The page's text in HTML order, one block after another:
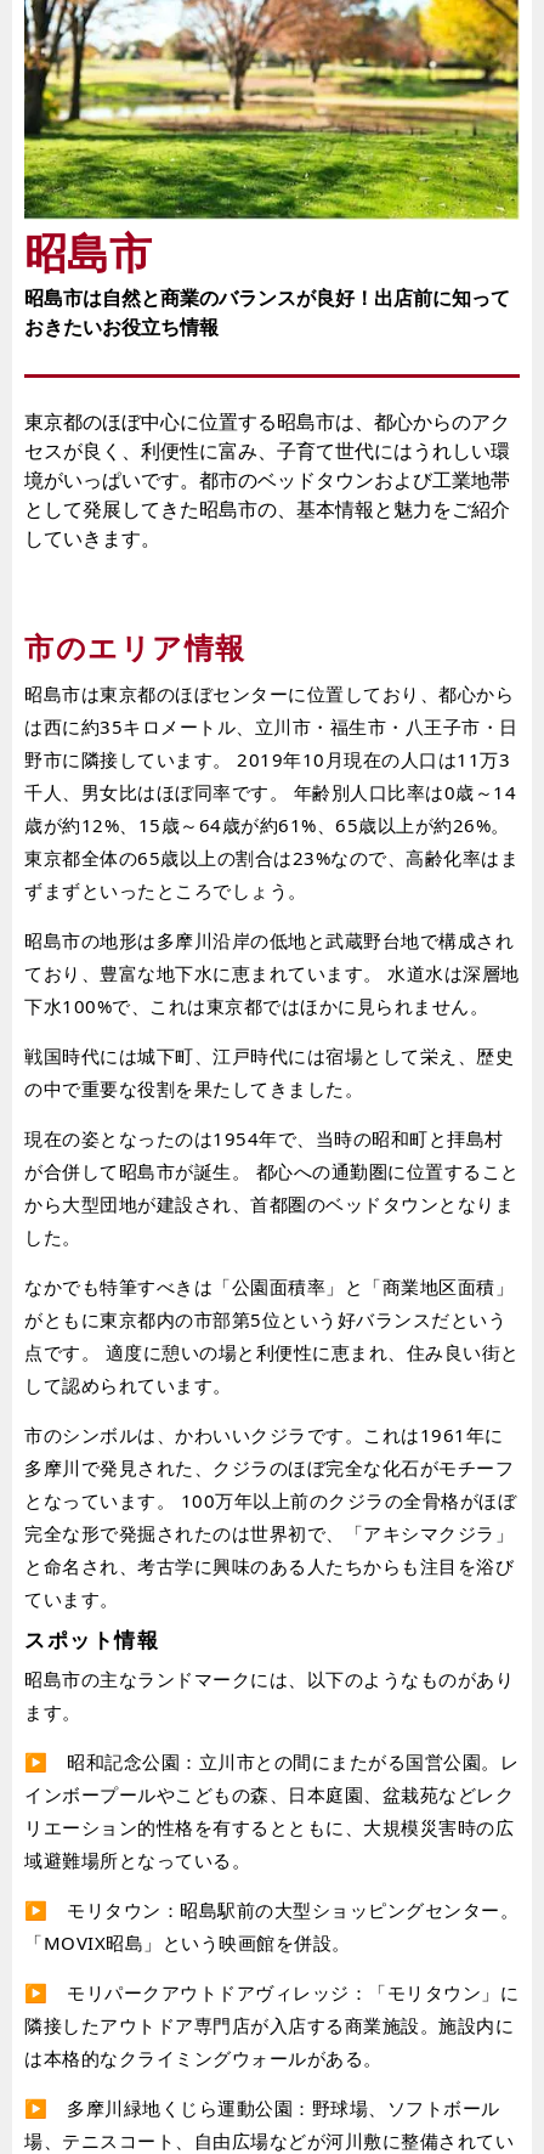
昭島市
昭島市は自然と商業のバランスが良好！出店前に知って
おきたいお役立ち情報
東京都のほぼ中心に位置する昭島市は、都心からのアク
セスが良く、利便性に富み、子育て世代にはうれしい環
境がいっぱいです。都市のベッドタウンおよび工業地帯
として発展してきた昭島市の、基本情報と魅力をご紹介
していきます。
市のエリア情報
昭島市は東京都のほぼセンターに位置しており、都心から
は西に約35キロメートル、立川市・福生市・八王子市・日
野市に隣接しています。 2019年10月現在の人口は11万3
千人、男女比はほぼ同率です。 年齢別人口比率は0歳～14
歳が約12%、15歳～64歳が約61%、65歳以上が約26%。
東京都全体の65歳以上の割合は23%なので、高齢化率はま
ずまずといったところでしょう。
昭島市の地形は多摩川沿岸の低地と武蔵野台地で構成され
ており、豊富な地下水に恵まれています。 水道水は深層地
下水100%で、これは東京都ではほかに見られません。
戦国時代には城下町、江戸時代には宿場として栄え、歴史
の中で重要な役割を果たしてきました。
現在の姿となったのは1954年で、当時の昭和町と拝島村
が合併して昭島市が誕生。 都心への通勤圏に位置すること
から大型団地が建設され、首都圏のベッドタウンとなりま
した。
なかでも特筆すべきは「公園面積率」と「商業地区面積」
がともに東京都内の市部第5位という好バランスだという
点です。 適度に憩いの場と利便性に恵まれ、住み良い街と
して認められています。
市のシンボルは、かわいいクジラです。これは1961年に
多摩川で発見された、クジラのほぼ完全な化石がモチーフ
となっています。 100万年以上前のクジラの全骨格がほぼ
完全な形で発掘されたのは世界初で、「アキシマクジラ」
と命名され、考古学に興味のある人たちからも注目を浴び
ています。
スポット情報
昭島市の主なランドマークには、以下のようなものがあり
ます。
▶︎ 昭和記念公園：立川市との間にまたがる国営公園。レ
インボープールやこどもの森、日本庭園、盆栽苑などレク
リエーション的性格を有するとともに、大規模災害時の広
域避難場所となっている。
▶︎ モリタウン：昭島駅前の大型ショッピングセンター。
「MOVIX昭島」という映画館を併設。
▶︎ モリパークアウトドアヴィレッジ：「モリタウン」に
隣接したアウトドア専門店が入店する商業施設。施設内に
は本格的なクライミングウォールがある。
▶︎ 多摩川緑地くじら運動公園：野球場、ソフトボール
場、テニスコート、自由広場などが河川敷に整備されてい